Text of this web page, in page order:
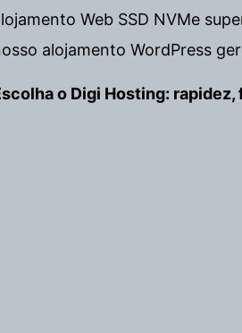
Web SSD NVMe
alojamento WordPress
o Digi Hosting: